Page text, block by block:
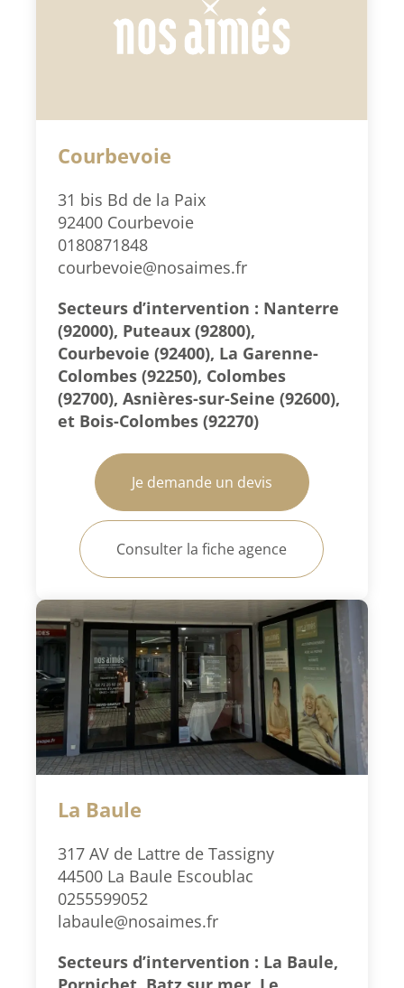
Courbevoie
31 bis Bd de la Paix
92400 Courbevoie
0180871848
courbevoie@nosaimes.fr
Secteurs d’intervention : Nanterre
(92000), Puteaux (92800),
Courbevoie (92400), La Garenne-
Colombes (92250), Colombes
(92700), Asnières-sur-Seine (92600),
et Bois-Colombes (92270)
Je demande un devis
Consulter la fiche agence
La Baule
317 AV de Lattre de Tassigny
44500 La Baule Escoublac
0255599052
labaule@nosaimes.fr
Secteurs d’intervention : La Baule,